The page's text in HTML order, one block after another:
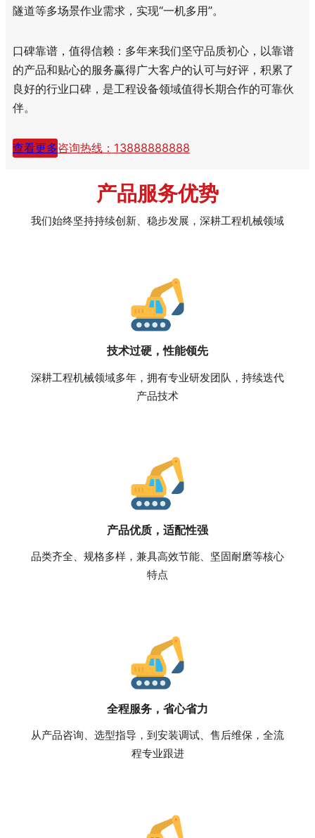
隧道等多场景作业需求，实现“一机多用”。
口碑靠谱，值得信赖：多年来我们坚守品质初心，以靠谱
的产品和贴心的服务赢得广大客户的认可与好评，积累了
良好的行业口碑，是工程设备领域值得长期合作的可靠伙
伴。
查看更多咨询热线：13888888888
产品服务优势
我们始终坚持持续创新、稳步发展，深耕工程机械领域
技术过硬，性能领先
深耕工程机械领域多年，拥有专业研发团队，持续迭代
产品技术
产品优质，适配性强
品类齐全、规格多样，兼具高效节能、坚固耐磨等核心
特点
全程服务，省心省力
从产品咨询、选型指导，到安装调试、售后维保，全流
程专业跟进